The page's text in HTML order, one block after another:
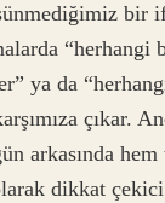
bir
“herhangi
ya da
çıkar.
arkasında
dikkat